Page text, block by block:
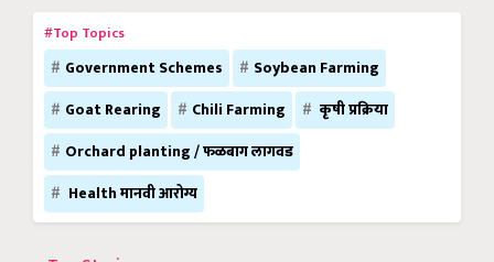
#Top Topics
Government Schemes
Soybean Farming
Goat Rearing
Chili Farming
कृषी प्रक्रिया
Orchard planting / फळबाग लागवड
Health मानवी आरोग्य